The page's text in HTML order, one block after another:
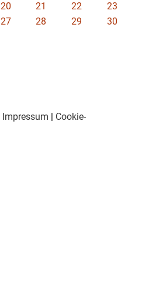
20 21 22
23
27 28 29
30
Impressum
Cookie-